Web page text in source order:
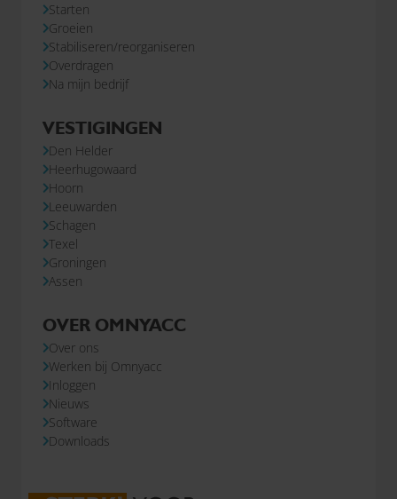
Starten
Groeien
Stabiliseren/reorganiseren
Overdragen
Na mijn bedrijf
VESTIGINGEN
Den Helder
Heerhugowaard
Hoorn
Leeuwarden
Schagen
Texel
Groningen
Assen
OVER OMNYACC
Over ons
Werken bij Omnyacc
Inloggen
Nieuws
Software
Downloads